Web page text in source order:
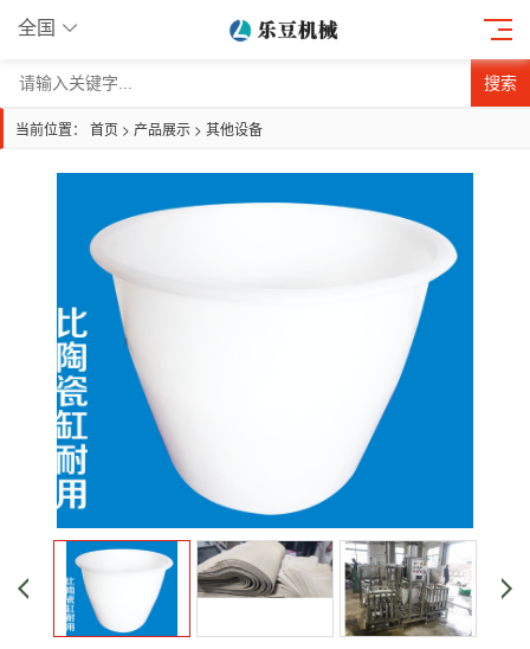
全国
搜索
当前位置： 首页 > 产品展示 > 其他设备